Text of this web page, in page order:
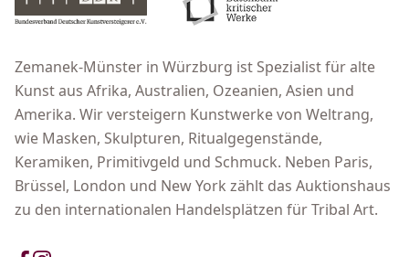
Zemanek-Münster in Würzburg ist Spezialist für alte
Kunst aus Afrika, Australien, Ozeanien, Asien und
Amerika. Wir versteigern Kunstwerke von Weltrang,
wie Masken, Skulpturen, Ritualgegenstände,
Keramiken, Primitivgeld und Schmuck. Neben Paris,
Brüssel, London und New York zählt das Auktionshaus
zu den internationalen Handelsplätzen für Tribal Art.